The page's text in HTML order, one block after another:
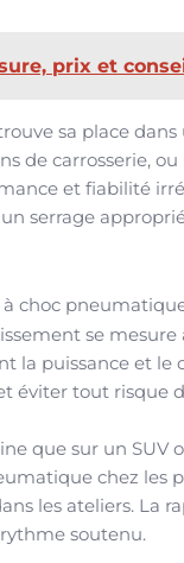
prix et
sa place
de carrosserie,
et fiabilité
serrage
choc
se
la puissance et
éviter tout risque
que sur un
chez les
les ateliers. La
soutenu.